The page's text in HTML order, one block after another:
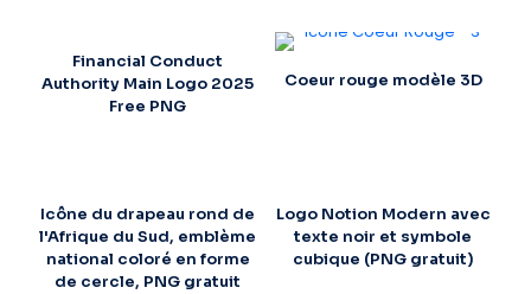
Financial Conduct
Authority Main Logo 2025
Free PNG
Coeur rouge modèle 3D
Icône du drapeau rond de
l'Afrique du Sud, emblème
national coloré en forme
de cercle, PNG gratuit
Logo Notion Modern avec
texte noir et symbole
cubique (PNG gratuit)